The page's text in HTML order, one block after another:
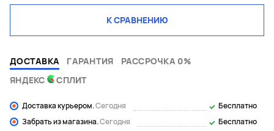
К СРАВНЕНИЮ
ДОСТАВКА ГАРАНТИЯ
РАССРОЧКА 0%
ЯНДЕКС
СПЛИТ
Доставка курьером.Сегодня
Бесплатно
Забрать из магазина.Сегодня
Бесплатно